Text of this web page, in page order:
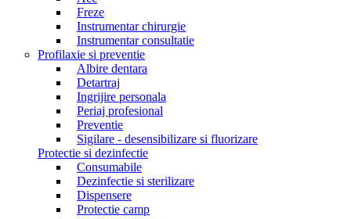
Freze
Instrumentar chirurgie
Instrumentar consultatie
Profilaxie si preventie
Albire dentara
Detartraj
Ingrijire personala
Periaj profesional
Preventie
Sigilare - desensibilizare si fluorizare
Protectie si dezinfectie
Consumabile
Dezinfectie si sterilizare
Dispensere
Protectie camp